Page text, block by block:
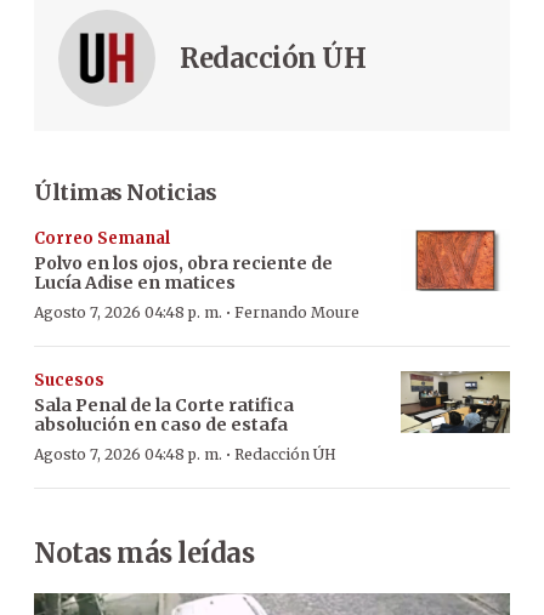
Redacción ÚH
Últimas Noticias
Correo Semanal
Polvo en los ojos, obra reciente de
Lucía Adise en matices
Agosto 7, 2026 04:48 p. m. · Fernando Moure
Sucesos
Sala Penal de la Corte ratifica
absolución en caso de estafa
Agosto 7, 2026 04:48 p. m. · Redacción ÚH
Notas más leídas